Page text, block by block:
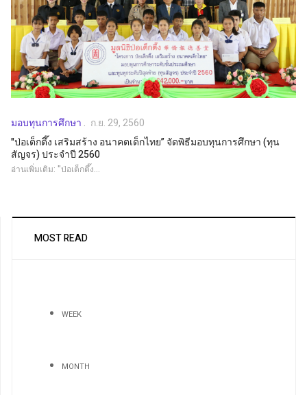
มอบทุนการศึกษา
ก.ย. 29, 2560
"ป่อเต็กตึ๊ง เสริมสร้าง อนาคตเด็กไทย” จัดพิธีมอบทุนการศึกษา (ทุน
สัญจร) ประจำปี 2560
อ่านเพิ่มเติม: "ป่อเต็กตึ๊ง...
MOST READ
WEEK
MONTH